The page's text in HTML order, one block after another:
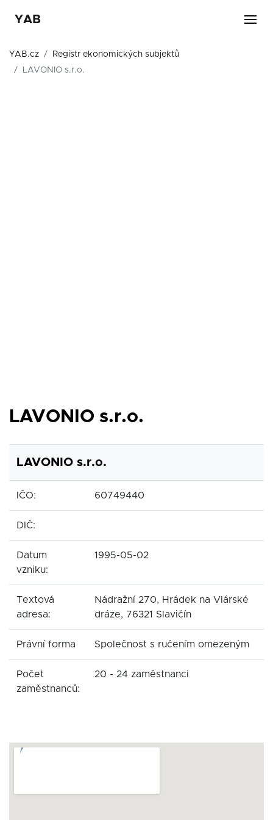
YAB
YAB.cz
Registr ekonomických subjektů
LAVONIO s.r.o.
LAVONIO s.r.o.
LAVONIO s.r.o.
IČO: 60749440
DIČ:
Datum
vzniku:
1995-05-02
Textová
adresa:
Nádražní 270, Hrádek na Vlárské
dráze, 76321 Slavičín
Právní forma Společnost s ručením omezeným
Počet
zaměstnanců:
20 - 24 zaměstnanci